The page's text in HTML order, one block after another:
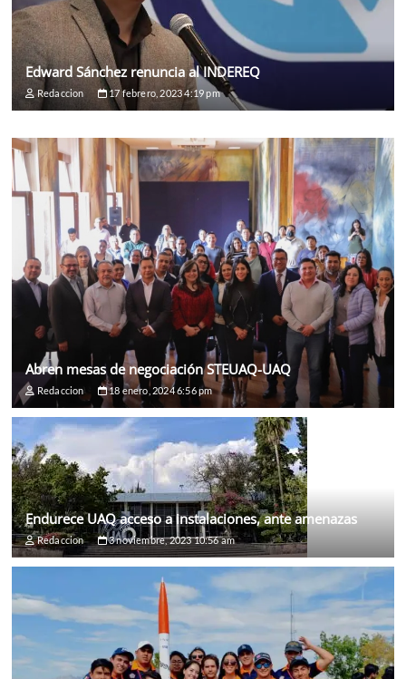
Edward Sánchez renuncia al INDEREQ
Redaccion 17 febrero, 2023 4:19 pm
Abren mesas de negociación STEUAQ-UAQ
Redaccion 18 enero, 2024 6:56 pm
Endurece UAQ acceso a instalaciones, ante amenazas
Redaccion 3 noviembre, 2023 10:56 am